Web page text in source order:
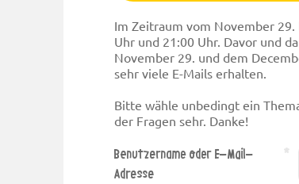
Im Zeitraum vom November
Uhr und 21:00 Uhr. Davor und
November 29. und dem
sehr viele E-Mails erhalten.
Bitte wähle unbedingt ein
der Fragen sehr. Danke!
Benutzername oder E-Mail-
Adresse